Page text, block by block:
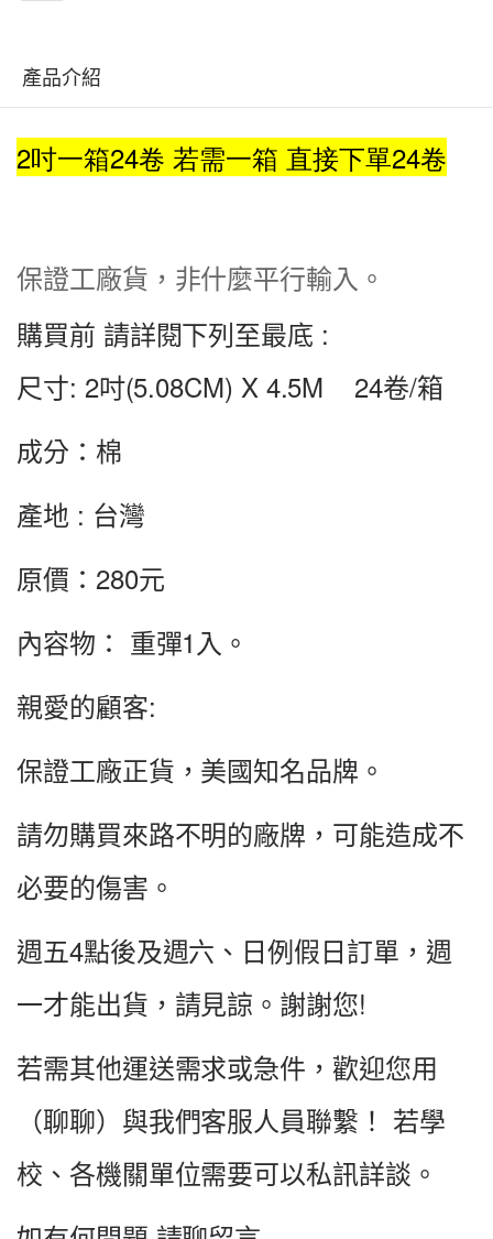
產品介紹
2吋一箱24卷 若需一箱 直接下單24卷
保證工廠貨，非什麼平行輸入。
購買前 請詳閱下列至最底 :
尺寸: 2吋(5.08CM) X 4.5M
24卷/箱
成分： 棉
產地 : 台灣
原價：280元
內容物： 重彈1入。
親愛的顧客:
保證工廠正貨，美國知名品牌 。
請勿購買來路不明的廠牌，可能造成不
必要的傷害。
週五4點後及週六、日例假日訂單，週
一才能出貨，請見諒。謝謝您!
若需其他運送需求或急件，歡迎您用
（聊聊）與我們客服人員聯繫！ 若學
校、各機關單位需要可以私訊詳談。